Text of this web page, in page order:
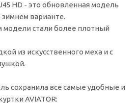
HD - это обновленная модель
зимнем варианте.
модели стали более плотный
из искусственного меха и с
сохранила все самые удобные и
AVIATOR: